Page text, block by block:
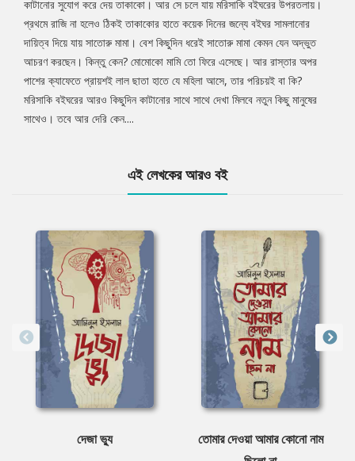
কাটানোর সুযোগ করে দেয় তাকাকো। আর সে চলে যায় মরিসাকি বইঘরের উপরতলায়।
প্রথমে রাজি না হলেও ঠিকই তাকাকোর হাতে কয়েক দিনের জন্যে বইঘর সামলানোর
দায়িত্ব দিয়ে যায় সাতোরু মামা। বেশ কিছুদিন ধরেই সাতোরু মামা কেমন যেন অদ্ভুত
আচরণ করছেন। কিন্তু কেন? মোমোকো মামি তো ফিরে এসেছে। আর রাস্তার অপর
পাশের ক্যাফেতে প্রায়শই লাল ছাতা হাতে যে মহিলা আসে, তার পরিচয়ই বা কি?
মরিসাকি বইঘরের আরও কিছুদিন কাটানোর সাথে সাথে দেখা মিলবে নতুন কিছু মানুষের
সাথেও। তবে আর দেরি কেন....
এই লেখকের আরও বই
দেজা ভ্যু
তোমার দেওয়া আমার কোনো নাম